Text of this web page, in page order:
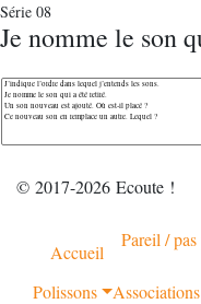
Série 08
Je nomme le son
© 2017-2026 Ecoute !
Accueil
Pareil /
Polissons Associations